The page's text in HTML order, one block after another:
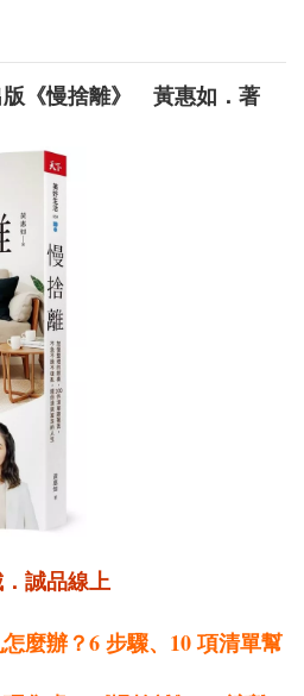
《慢捨離》 黃惠如．著
． 誠品線上
麼辦？ 6 步驟、 10 項清單幫